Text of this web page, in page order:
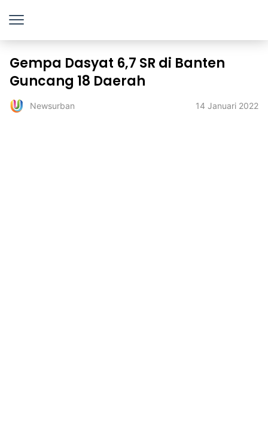
Gempa Dasyat 6,7 SR di Banten
Guncang 18 Daerah
Newsurban 14 Januari 2022